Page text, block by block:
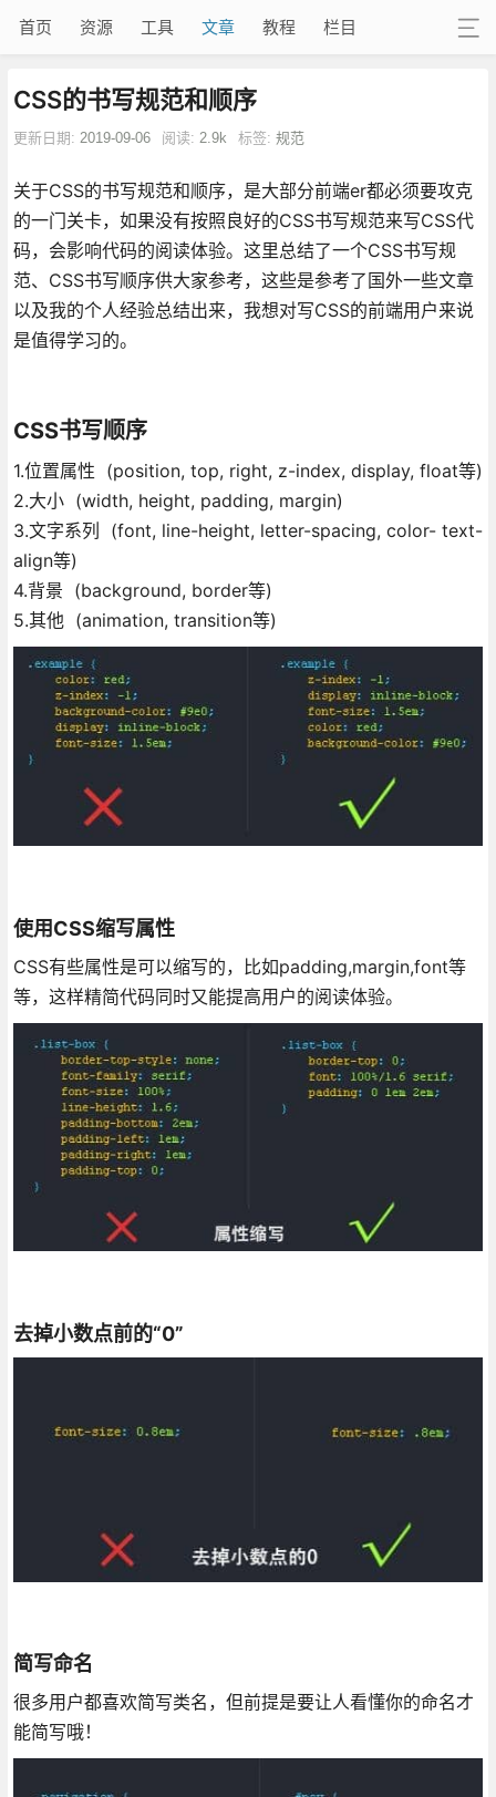
首页 资源 工具 文章 教程 栏目
CSS的书写规范和顺序
更新日期: 2019-09-06 阅读: 2.9k 标签: 规范
关于CSS的书写规范和顺序，是大部分前端er都必须要攻克
的一门关卡，如果没有按照良好的CSS书写规范来写CSS代
码，会影响代码的阅读体验。这里总结了一个CSS书写规
范、CSS书写顺序供大家参考，这些是参考了国外一些文章
以及我的个人经验总结出来，我想对写CSS的前端用户来说
是值得学习的。
CSS书写顺序
1.位置属性 (position, top, right, z-index, display, float等)
2.大小 (width, height, padding, margin)
3.文字系列 (font, line-height, letter-spacing, color- text-
align等)
4.背景 (background, border等)
5.其他 (animation, transition等)
使用CSS缩写属性
CSS有些属性是可以缩写的，比如padding,margin,font等
等，这样精简代码同时又能提高用户的阅读体验。
去掉小数点前的“0”
简写命名
很多用户都喜欢简写类名，但前提是要让人看懂你的命名才
能简写哦！